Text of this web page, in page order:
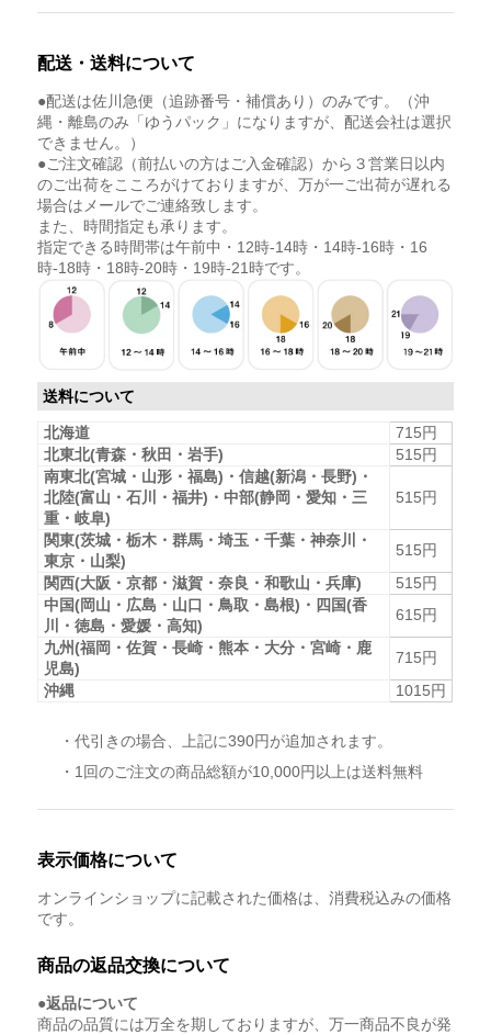
配送・送料について
●配送は佐川急便（追跡番号・補償あり）のみです。（沖
縄・離島のみ「ゆうパック」になりますが、配送会社は選択
できません。）
●ご注文確認（前払いの方はご入金確認）から３営業日以内
のご出荷をこころがけておりますが、万が一ご出荷が遅れる
場合はメールでご連絡致します。
また、時間指定も承ります。
指定できる時間帯は午前中・12時-14時・14時-16時・16
時-18時・18時-20時・19時-21時です。
送料について
北海道
715円
北東北(青森・秋田・岩手)
515円
南東北(宮城・山形・福島)・信越(新潟・長野)・
北陸(富山・石川・福井)・中部(静岡・愛知・三
重・岐阜)
515円
関東(茨城・栃木・群馬・埼玉・千葉・神奈川・
東京・山梨)
515円
関西(大阪・京都・滋賀・奈良・和歌山・兵庫)
515円
中国(岡山・広島・山口・鳥取・島根)・四国(香
川・徳島・愛媛・高知)
615円
九州(福岡・佐賀・長崎・熊本・大分・宮崎・鹿
児島)
715円
沖縄
1015円
・代引きの場合、上記に390円が追加されます。
・1回のご注文の商品総額が10,000円以上は送料無料
表示価格について
オンラインショップに記載された価格は、消費税込みの価格
です。
商品の返品交換について
●返品について
商品の品質には万全を期しておりますが、万一商品不良が発